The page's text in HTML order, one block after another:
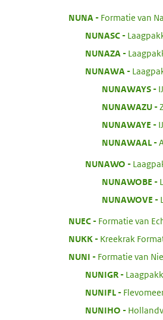
NUNA
Formatie van
NUNASC:
NUNAZA
NUNAWA
NUNAWAYS:
NUNAWAZU:
NUNAWAYE
NUNAWAAL
NUNAWO
NUNAWOBE
NUNAWOVE
NUEC:
Formatie van
NUKK:
Kreekrak
NUNI
Formatie van
NUNIGR:
NUNIFL
NUNIHO